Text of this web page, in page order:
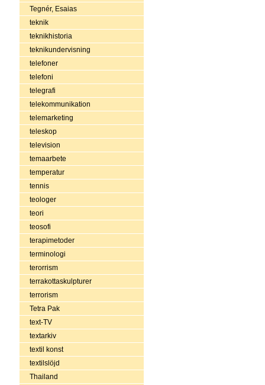
Tegnér, Esaias
teknik
teknikhistoria
teknikundervisning
telefoner
telefoni
telegrafi
telekommunikation
telemarketing
teleskop
television
temaarbete
temperatur
tennis
teologer
teori
teosofi
terapimetoder
terminologi
terorrism
terrakottaskulpturer
terrorism
Tetra Pak
text-TV
textarkiv
textil konst
textilslöjd
Thailand